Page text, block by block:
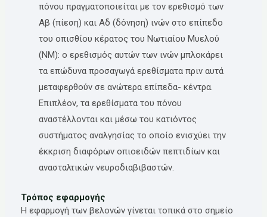
πόνου πραγματοποιείται με τον ερεθισμό των
Αβ (πίεση) και Αδ (δόνηση) ινών στο επίπεδο
του οπισθίου κέρατος του Νωτιαίου Μυελού
(ΝΜ): ο ερεθισμός αυτών των ινών μπλοκάρει
τα επώδυνα προσαγωγά ερεθίσματα πριν αυτά
μεταφερθούν σε ανώτερα επίπεδα- κέντρα.
Επιπλέον, τα ερεθίσματα του πόνου
αναστέλλονται και μέσω του κατιόντος
συστήματος αναλγησίας το οποίο ενισχύει την
έκκριση διαφόρων οπιοειδών πεπτιδίων και
ανασταλτικών νευροδιαβιβαστών.
Τρόπος εφαρμογής
Η εφαρμογή των βελονών γίνεται τοπικά στο σημείο